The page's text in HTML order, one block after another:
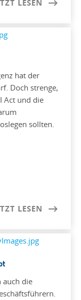
LESEN
hat der
Doch strenge,
Act und die
sollten.
LESEN
auch die